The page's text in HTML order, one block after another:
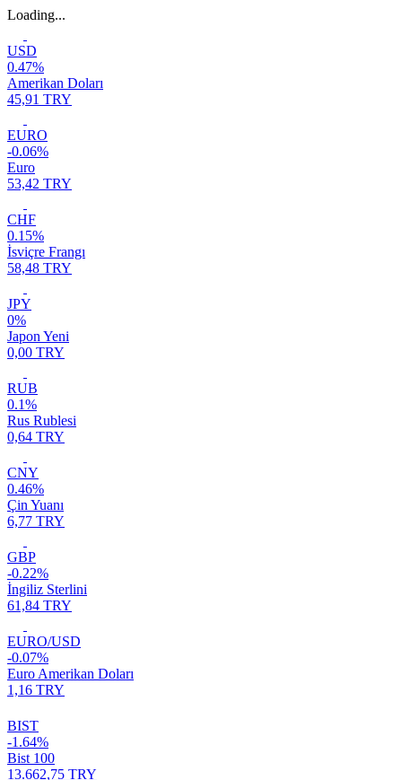
Loading...
USD
0.47%
Amerikan Doları
45,91 TRY
EURO
-0.06%
Euro
53,42 TRY
CHF
0.15%
İsviçre Frangı
58,48 TRY
JPY
0%
Japon Yeni
0,00 TRY
RUB
0.1%
Rus Rublesi
0,64 TRY
CNY
0.46%
Çin Yuanı
6,77 TRY
GBP
-0.22%
İngiliz Sterlini
61,84 TRY
EURO/USD
-0.07%
Euro Amerikan Doları
1,16 TRY
BIST
-1.64%
Bist 100
13.662,75 TRY